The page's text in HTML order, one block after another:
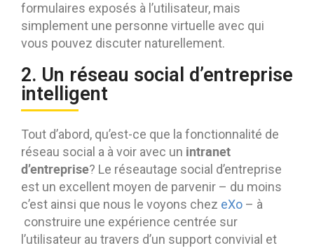
formulaires exposés à l’utilisateur, mais
simplement une personne virtuelle avec qui
vous pouvez discuter naturellement.
2. Un réseau social d’entreprise
intelligent
Tout d’abord, qu’est-ce que la fonctionnalité de
réseau social a à voir avec un intranet
d’entreprise? Le réseautage social d’entreprise
est un excellent moyen de parvenir – du moins
c’est ainsi que nous le voyons chez eXo – à
construire une expérience centrée sur
l’utilisateur au travers d’un support convivial et